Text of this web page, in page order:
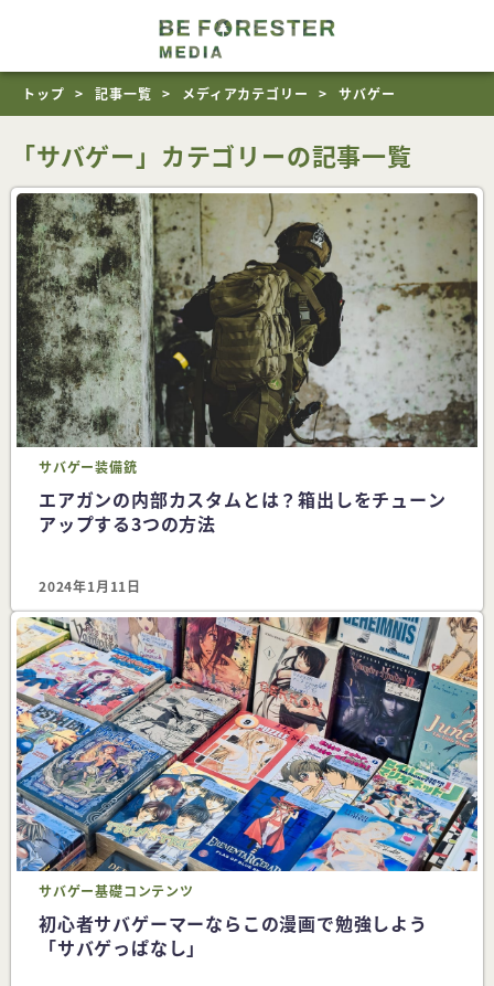
トップ 記事一覧 メディアカテゴリー サバゲー
「サバゲー」カテゴリーの記事一覧
サバゲー装備銃
エアガンの内部カスタムとは？箱出しをチューン
アップする3つの方法
2024年1月11日
サバゲー基礎コンテンツ
初心者サバゲーマーならこの漫画で勉強しよう
「サバゲっぱなし」